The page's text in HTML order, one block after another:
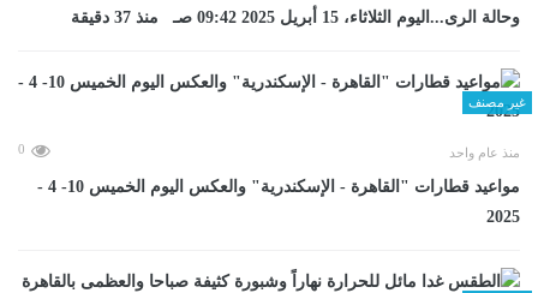
وحالة الرى...اليوم الثلاثاء، 15 أبريل 2025 09:42 صـ منذ 37 دقيقة
غير مصنف
منذ عام واحد 0
مواعيد قطارات "القاهرة - الإسكندرية" والعكس اليوم الخميس 10- 4 -
2025